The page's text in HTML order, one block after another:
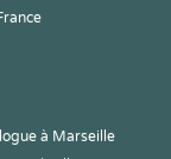
à Marseille